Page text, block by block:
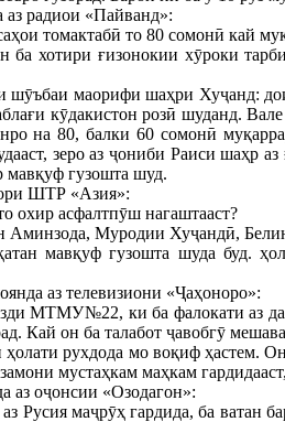
радиои «Пайванд»:
томактабӣ то 80 сомонӣ кай
хотири ғизонокии хӯроки
шӯъбаи маорифи шаҳри Хуҷанд:
кӯдакистон розӣ шуданд.
на 80, балки 60 сомонӣ
зеро аз ҷониби Раиси шаҳр
мавқуф гузошта шуд.
ШТР «Азия»:
охир асфалтпӯш нагаштааст?
Муродии Хуҷандӣ,
мавқуф гузошта шуда буд.
аз телевизиони «Ҷаҳоноро»:
МТМУ№22, ки ба фалокати аз
Кай он ба талабот ҷавобгӯ
рухдода мо воқиф ҳастем.
мустаҳкам маҳкам
аз оҷонсии «Озодагон»:
Русия маҷрӯҳ гардида, ба ватан